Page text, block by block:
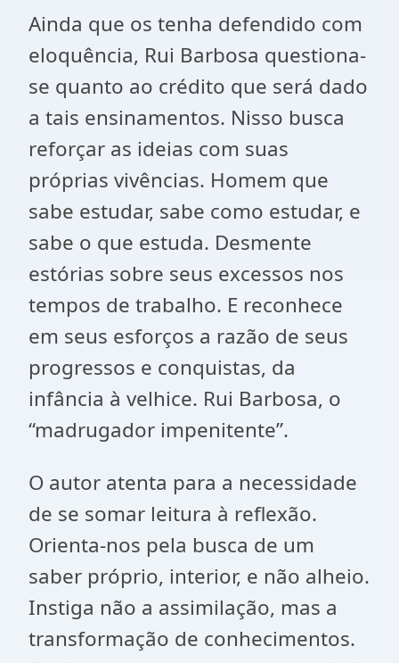
Ainda que os tenha defendido com
eloquência, Rui Barbosa questiona-
se quanto ao crédito que será dado
a tais ensinamentos. Nisso busca
reforçar as ideias com suas
próprias vivências. Homem que
sabe estudar, sabe como estudar, e
sabe o que estuda. Desmente
estórias sobre seus excessos nos
tempos de trabalho. E reconhece
em seus esforços a razão de seus
progressos e conquistas, da
infância à velhice. Rui Barbosa, o
“madrugador impenitente”.
O autor atenta para a necessidade
de se somar leitura à reflexão.
Orienta-nos pela busca de um
saber próprio, interior, e não alheio.
Instiga não a assimilação, mas a
transformação de conhecimentos.